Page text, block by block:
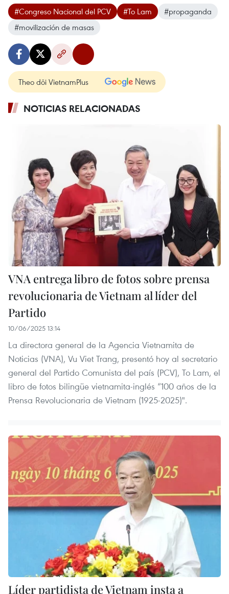
#Congreso Nacional del PCV #To Lam
#propaganda
#movilización de masas
Theo dõi VietnamPlus
NOTICIAS RELACIONADAS
VNA entrega libro de fotos sobre prensa
revolucionaria de Vietnam al líder del
Partido
10/06/2025 13:14
La directora general de la Agencia Vietnamita de
Noticias (VNA), Vu Viet Trang, presentó hoy al secretario
general del Partido Comunista del país (PCV), To Lam, el
libro de fotos bilingüe vietnamita-inglés “100 años de la
Prensa Revolucionaria de Vietnam (1925-2025)".
Líder partidista de Vietnam insta a